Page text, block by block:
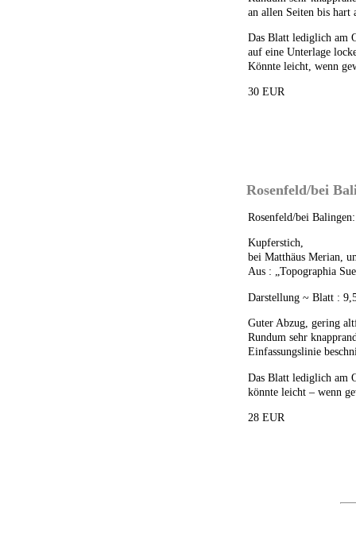
an allen Seiten bis hart
Das Blatt lediglich am
auf eine Unterlage
Könnte leicht, wenn
30 EUR
Rosenfeld/bei
Rosenfeld/bei Balingen:
Kupferstich,
bei Matthäus Merian,
Aus : „Topographia
Darstellung ~ Blatt :
Guter Abzug, gering
Rundum sehr
Einfassungslinie
Das Blatt lediglich am
könnte leicht – wenn
28 EUR